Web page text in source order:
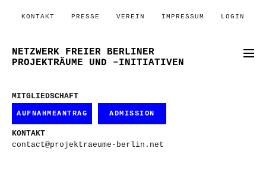
KONTAKT PRESSE VEREIN IMPRESSUM LOGIN
NETZWERK FREIER BERLINER
PROJEKTRÄUME UND –INITIATIVEN
MITGLIEDSCHAFT
AUFNAHMEANTRAG ADMISSION
KONTAKT
contact@projektraeume-berlin.net